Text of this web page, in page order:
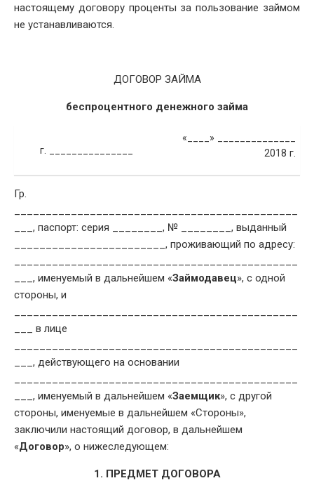
настоящему договору проценты за пользование займом
не устанавливаются.
ДОГОВОР ЗАЙМА
беспроцентного денежного займа
г. _______________
«____» ______________
2018 г.
Гр.
___, паспорт: серия ________, № ________, выданный
________________________, проживающий по адресу:
___, именуемый в дальнейшем «Займодавец», с одной
стороны, и
___ в лице
___, действующего на основании
___, именуемый в дальнейшем «Заемщик», с другой
стороны, именуемые в дальнейшем «Стороны»,
заключили настоящий договор, в дальнейшем
«Договор», о нижеследующем:
1. ПРЕДМЕТ ДОГОВОРА